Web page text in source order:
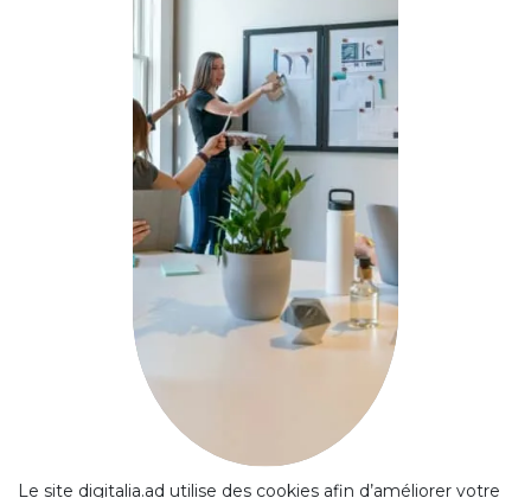
Le site digitalia.ad utilise des cookies afin d’améliorer votre